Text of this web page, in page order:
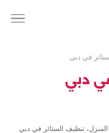
في دبي
دبي
تنظيف الستائر في دبي